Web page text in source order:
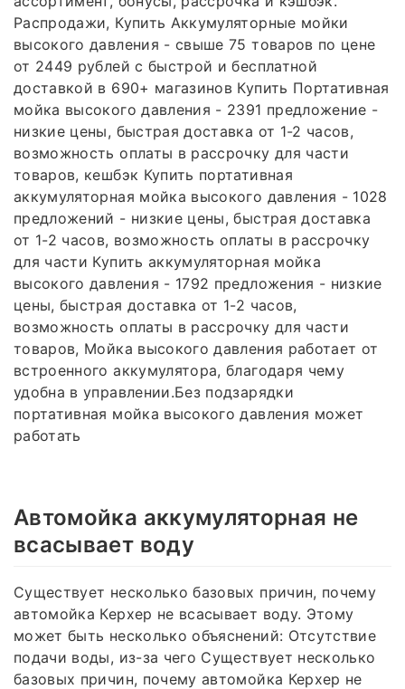
Распродажи, Купить Аккумуляторные мойки
высокого давления - свыше 75 товаров по цене
от 2449 рублей с быстрой и бесплатной
доставкой в 690+ магазинов Купить Портативная
мойка высокого давления - 2391 предложение -
низкие цены, быстрая доставка от 1-2 часов,
возможность оплаты в рассрочку для части
товаров, кешбэк Купить портативная
аккумуляторная мойка высокого давления - 1028
предложений - низкие цены, быстрая доставка
от 1-2 часов, возможность оплаты в рассрочку
для части Купить аккумуляторная мойка
высокого давления - 1792 предложения - низкие
цены, быстрая доставка от 1-2 часов,
возможность оплаты в рассрочку для части
товаров, Мойка высокого давления работает от
встроенного аккумулятора, благодаря чему
удобна в управлении.Без подзарядки
портативная мойка высокого давления может
работать
Автомойка аккумуляторная не
всасывает воду
Существует несколько базовых причин, почему
автомойка Керхер не всасывает воду. Этому
может быть несколько объяснений: Отсутствие
подачи воды, из-за чего Существует несколько
базовых причин, почему автомойка Керхер не